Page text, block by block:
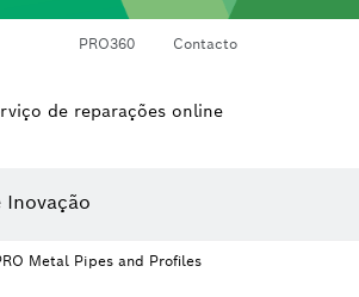
PRO360 Contacto
de reparações online
Metal Pipes and Profiles